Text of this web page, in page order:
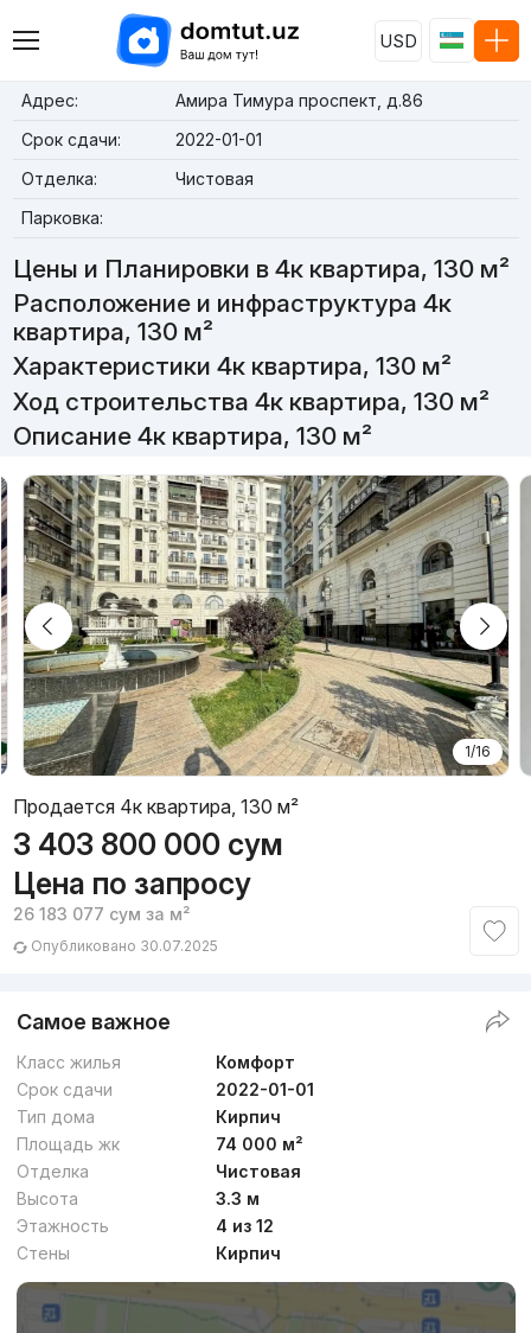
USD
Адрес:
Амира Тимура проспект, д.86
Срок сдачи:
2022-01-01
Отделка:
Чистовая
Парковка:
Цены и Планировки в 4к квартира, 130 м²
Расположение и инфраструктура 4к
квартира, 130 м²
Характеристики 4к квартира, 130 м²
Ход строительства 4к квартира, 130 м²
Описание 4к квартира, 130 м²
1/16
Продается 4к квартира, 130 м²
3 403 800 000 сум
Цена по запросу
26 183 077 сум за м²
Опубликовано 30.07.2025
Самое важное
Класс жилья
Комфорт
Срок сдачи
2022-01-01
Тип дома
Кирпич
Площадь жк
74 000 м²
Отделка
Чистовая
Высота
3.3 м
Этажность
4 из 12
Стены
Кирпич